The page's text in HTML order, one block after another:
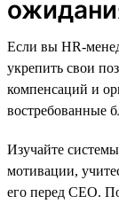
Если вы HR-
укрепить свои
компенсаций и
востребованные
Изучайте
мотивации,
его перед СЕО.